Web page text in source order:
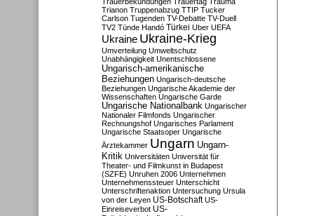
Trianon Truppenabzug TTIP Tucker
Carlson Tugenden TV-Debatte TV-Duell
TV2 Tünde Handó Türkei Uber UEFA
Ukraine Ukraine-Krieg
Umverteilung Umweltschutz
Unabhängigkeit Unentschlossene
Ungarisch-amerikanische
Beziehungen Ungarisch-deutsche
Beziehungen Ungarische Akademie der
Wissenschaften Ungarische Garde
Ungarische Nationalbank Ungarischer
Nationaler Filmfonds Ungarischer
Rechnungshof Ungarisches Parlament
Ungarische Staatsoper Ungarische
Ärztekammer Ungarn Ungarn-
Kritik Universitäten Universität für
Theater- und Filmkunst in Budapest
(SZFE) Unruhen 2006 Unternehmen
Unternehmenssteuer Unterschicht
Unterschriftenaktion Untersuchung Ursula
von der Leyen US-Botschaft US-
Einreiseverbot US-